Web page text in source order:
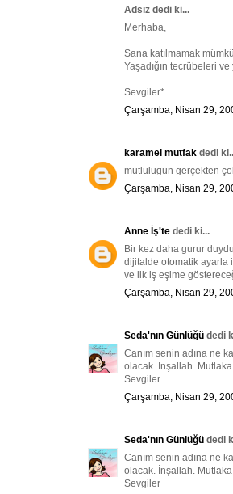
Adsız dedi ki...
Merhaba,
Sana katılmamak
Yaşadığın tecrübeleri
Sevgiler*
Çarşamba, Nisan 29,
karamel mutfak dedi
mutlulugun gerçekten
Çarşamba, Nisan 29,
Anne İş'te dedi ki...
Bir kez daha gurur
dijitalde otomatik ayarla
ve ilk iş eşime
Çarşamba, Nisan 29,
Seda'nın Günlüğü dedi
Canım senin adına ne
olacak. İnşallah.
Sevgiler
Çarşamba, Nisan 29,
Seda'nın Günlüğü dedi
Canım senin adına ne
olacak. İnşallah.
Sevgiler